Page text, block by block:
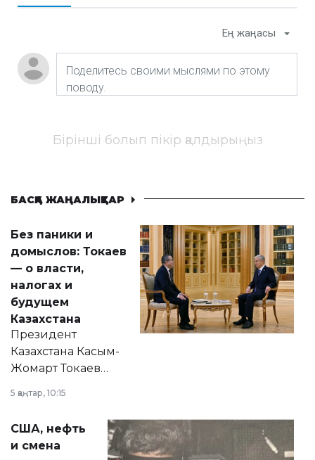
Ең жаңасы
Бірінші болып пікір қалдырыңыз
БАСҚА ЖАҢАЛЫҚТАР
Без паники и
домыслов: Токаев
— о власти,
налогах и
будущем
Казахстана
Президент
Казахстана Касым-
Жомарт Токаев
сразу несколько
актуальных тем —
от слухов о
политических
5 қаңтар, 10:15
США, нефть
и смена